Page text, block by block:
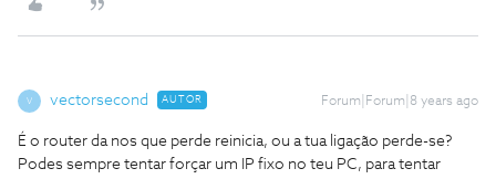
V vectorsecond AUTOR Forum|Forum|8 years ago
É o router da nos que perde reinicia, ou a tua ligação perde-se?
Podes sempre tentar forçar um IP fixo no teu PC, para tentar